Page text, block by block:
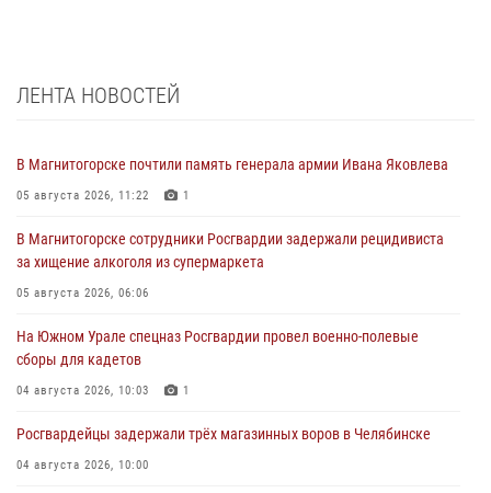
ЛЕНТА НОВОСТЕЙ
В Магнитогорске почтили память генерала армии Ивана Яковлева
05 августа 2026, 11:22 1
В Магнитогорске сотрудники Росгвардии задержали рецидивиста
за хищение алкоголя из супермаркета
05 августа 2026, 06:06
На Южном Урале спецназ Росгвардии провел военно-полевые
сборы для кадетов
04 августа 2026, 10:03 1
Росгвардейцы задержали трёх магазинных воров в Челябинске
04 августа 2026, 10:00